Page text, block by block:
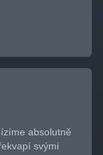
absolutně
svými